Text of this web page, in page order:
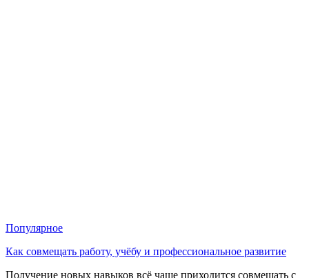
Популярное
Как совмещать работу, учёбу и профессиональное развитие
Получение новых навыков всё чаще приходится совмещать с